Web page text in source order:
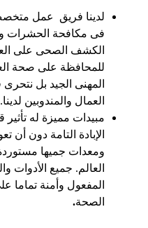
لدينا فريق عمل
فى مكافحة الحشرات
للمحافظة على صحة
المهنى الجيد بل
العمال والمندوبين لدينا.
مبيدات مميزة له
الإبادة التامة دون أن
ومعدات جميها
العالم. جميع الأدوات
المفعول وأمنة تماما
الصحة.